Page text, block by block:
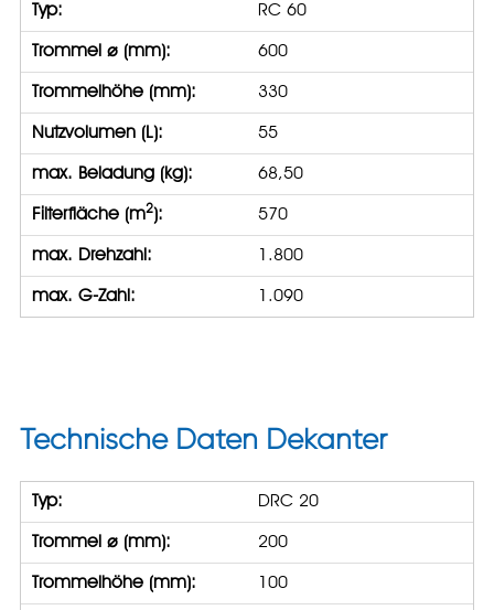
Typ: RC 60
Trommel ⌀ (mm): 600
Trommelhöhe (mm): 330
Nutzvolumen (L): 55
max. Beladung (kg): 68,50
Filterfläche (m2): 570
max. Drehzahl: 1.800
max. G-Zahl: 1.090
Technische Daten Dekanter
Typ: DRC 20
Trommel ⌀ (mm): 200
Trommelhöhe (mm): 100